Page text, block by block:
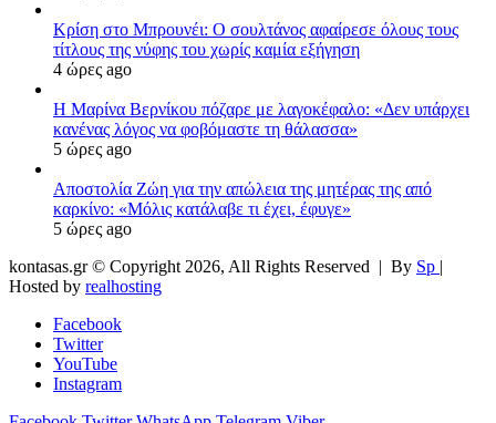
Κρίση στο Μπρουνέι: Ο σουλτάνος αφαίρεσε όλους τους
τίτλους της νύφης του χωρίς καμία εξήγηση
4 ώρες ago
Η Μαρίνα Βερνίκου πόζαρε με λαγοκέφαλο: «Δεν υπάρχει
κανένας λόγος να φοβόμαστε τη θάλασσα»
5 ώρες ago
Αποστολία Ζώη για την απώλεια της μητέρας της από
καρκίνο: «Μόλις κατάλαβε τι έχει, έφυγε»
5 ώρες ago
kontasas.gr © Copyright 2026, All Rights Reserved | By Sp |
Hosted by realhosting
Facebook
Twitter
YouTube
Instagram